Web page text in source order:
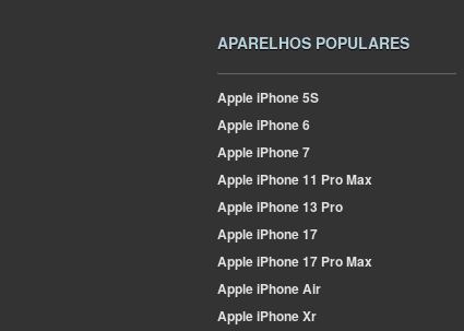
APARELHOS POPULARES
AppleiPhone 5S
AppleiPhone 6
AppleiPhone 7
AppleiPhone 11 Pro Max
AppleiPhone 13 Pro
AppleiPhone 17
AppleiPhone 17 Pro Max
AppleiPhone Air
AppleiPhone Xr